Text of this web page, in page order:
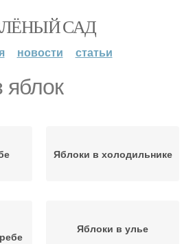
САД
новости статьи
яблок
Яблоки в холодильнике
Яблоки в улье